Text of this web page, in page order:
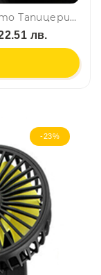
Комплект 2 Броя Универсална Авто Тапицерия За Седалки, Еко Кожа, Лукс, Sport, Черно-Червено
лв.
-23%